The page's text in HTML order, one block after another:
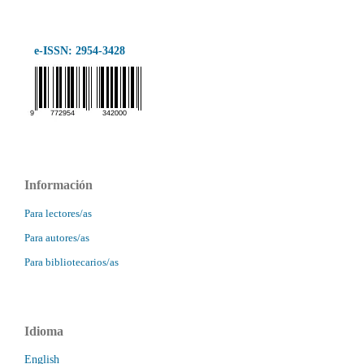
e-ISSN: 2954-3428
Información
Para lectores/as
Para autores/as
Para bibliotecarios/as
Idioma
English